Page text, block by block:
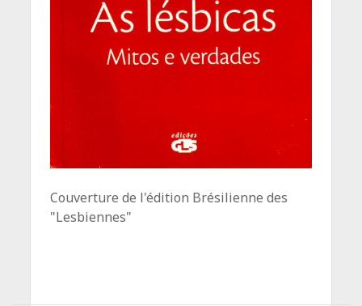
Couverture de l'édition Brésilienne des
"Lesbiennes"